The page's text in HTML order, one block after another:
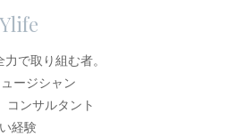
で取り組む者。
ージシャン
コンサルタント
経験